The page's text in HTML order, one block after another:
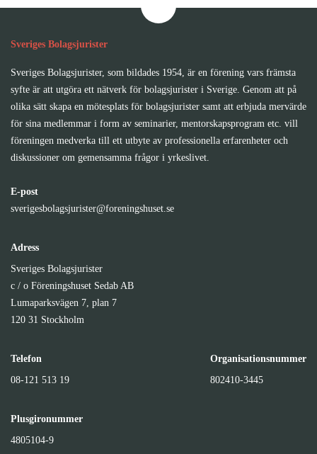
Sveriges Bolagsjurister
Sveriges Bolagsjurister, som bildades 1954, är en förening vars främsta
syfte är att utgöra ett nätverk för bolagsjurister i Sverige. Genom att på
olika sätt skapa en mötesplats för bolagsjurister samt att erbjuda mervärde
för sina medlemmar i form av seminarier, mentorskapsprogram etc. vill
föreningen medverka till ett utbyte av professionella erfarenheter och
diskussioner om gemensamma frågor i yrkeslivet.
E-post
sverigesbolagsjurister@foreningshuset.se
Adress
Sveriges Bolagsjurister
c / o Föreningshuset Sedab AB
Lumaparksvägen 7, plan 7
120 31 Stockholm
Telefon
08-121 513 19
Organisationsnummer
802410-3445
Plusgironummer
4805104-9